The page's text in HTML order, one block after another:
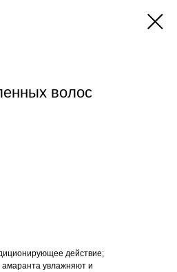
волос
действие;
амаранта увлажняют и